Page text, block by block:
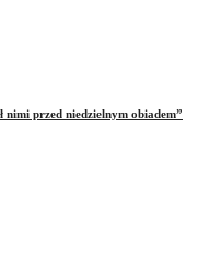
nimi przed niedzielnym obiadem”